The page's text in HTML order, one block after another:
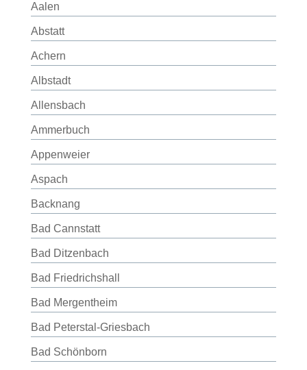
Aalen
Abstatt
Achern
Albstadt
Allensbach
Ammerbuch
Appenweier
Aspach
Backnang
Bad Cannstatt
Bad Ditzenbach
Bad Friedrichshall
Bad Mergentheim
Bad Peterstal-Griesbach
Bad Schönborn